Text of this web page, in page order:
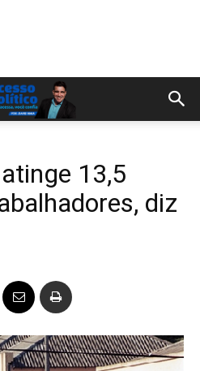
13,5
diz